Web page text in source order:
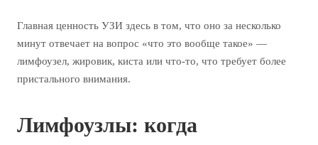
Главная ценность УЗИ здесь в том, что оно за несколько
минут отвечает на вопрос «что это вообще такое» —
лимфоузел, жировик, киста или что-то, что требует более
пристального внимания.
Лимфоузлы: когда